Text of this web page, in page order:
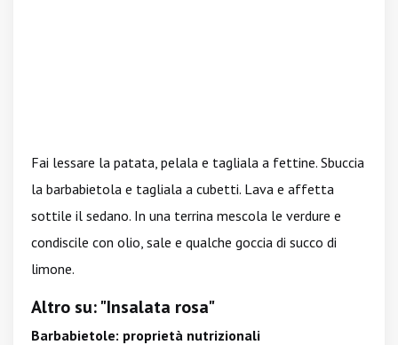
Fai lessare la patata, pelala e tagliala a fettine. Sbuccia
la barbabietola e tagliala a cubetti. Lava e affetta
sottile il sedano. In una terrina mescola le verdure e
condiscile con olio, sale e qualche goccia di succo di
limone.
Altro su: "Insalata rosa"
Barbabietole: proprietà nutrizionali